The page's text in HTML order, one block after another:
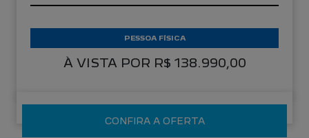
À VISTA POR R$ 138.990,00
PESSOA FÍSICA
CONFIRA A OFERTA